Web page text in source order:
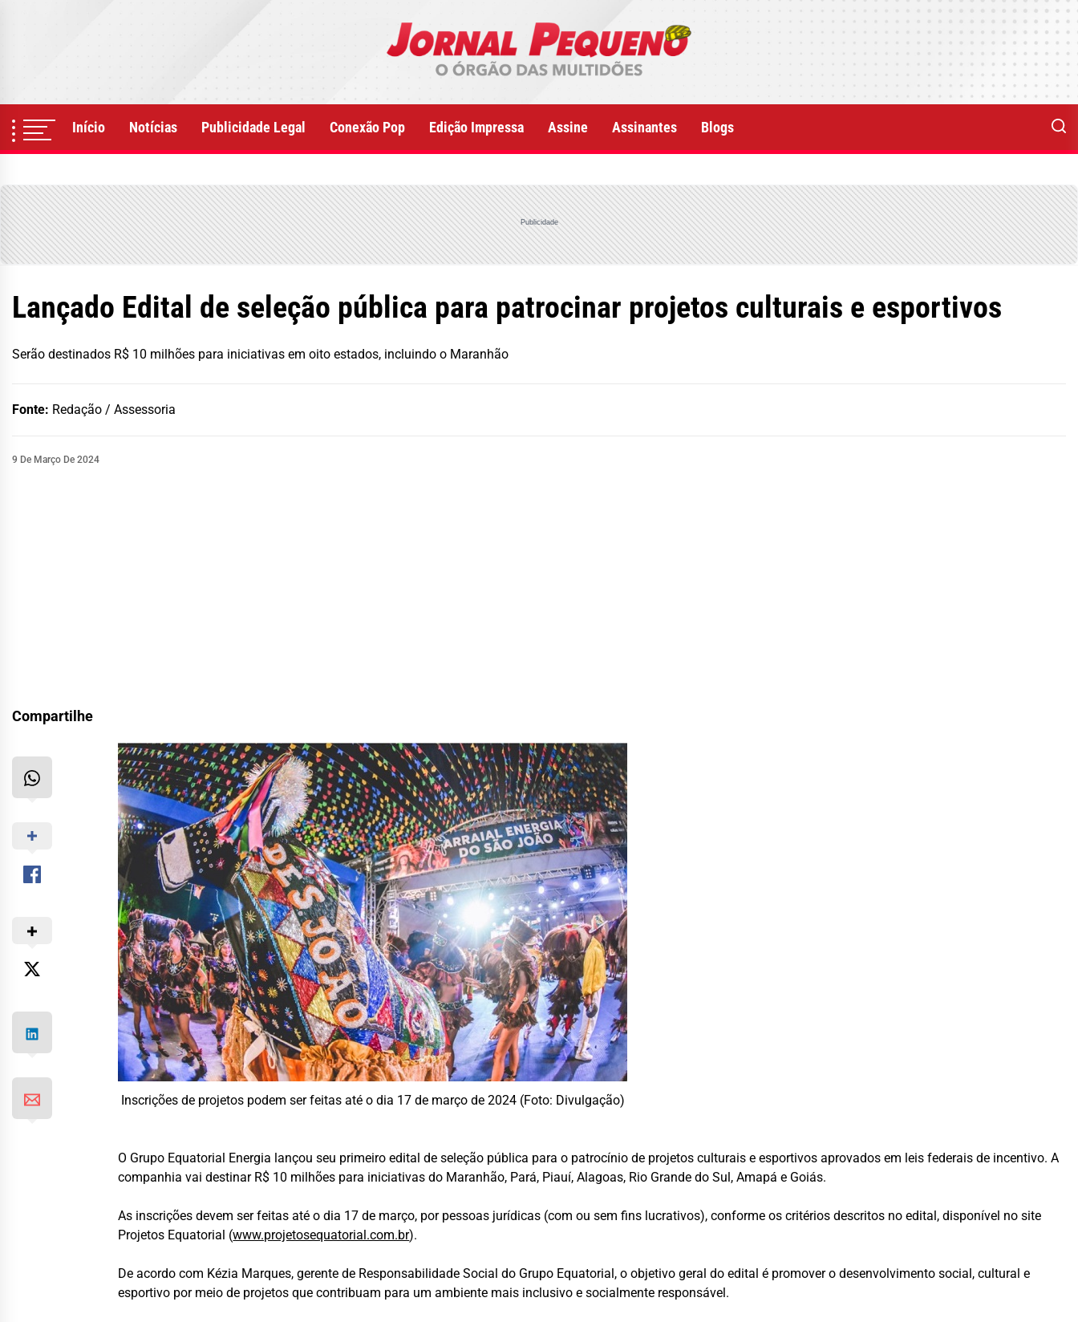
Início Notícias Publicidade Legal Conexão Pop Edição Impressa Assine Assinantes Blogs
Publicidade
Lançado Edital de seleção pública para patrocinar projetos culturais e esportivos
Serão destinados R$ 10 milhões para iniciativas em oito estados, incluindo o Maranhão
Fonte: Redação / Assessoria
9 De Março De 2024
Compartilhe
Inscrições de projetos podem ser feitas até o dia 17 de março de 2024 (Foto: Divulgação)
O Grupo Equatorial Energia lançou seu primeiro edital de seleção pública para o patrocínio de projetos culturais e esportivos aprovados em leis federais de incentivo. A
companhia vai destinar R$ 10 milhões para iniciativas do Maranhão, Pará, Piauí, Alagoas, Rio Grande do Sul, Amapá e Goiás.
As inscrições devem ser feitas até o dia 17 de março, por pessoas jurídicas (com ou sem fins lucrativos), conforme os critérios descritos no edital, disponível no site
Projetos Equatorial (www.projetosequatorial.com.br).
De acordo com Kézia Marques, gerente de Responsabilidade Social do Grupo Equatorial, o objetivo geral do edital é promover o desenvolvimento social, cultural e
esportivo por meio de projetos que contribuam para um ambiente mais inclusivo e socialmente responsável.